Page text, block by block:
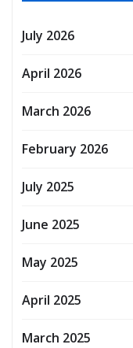
July 2026
April 2026
March 2026
February 2026
July 2025
June 2025
May 2025
April 2025
March 2025